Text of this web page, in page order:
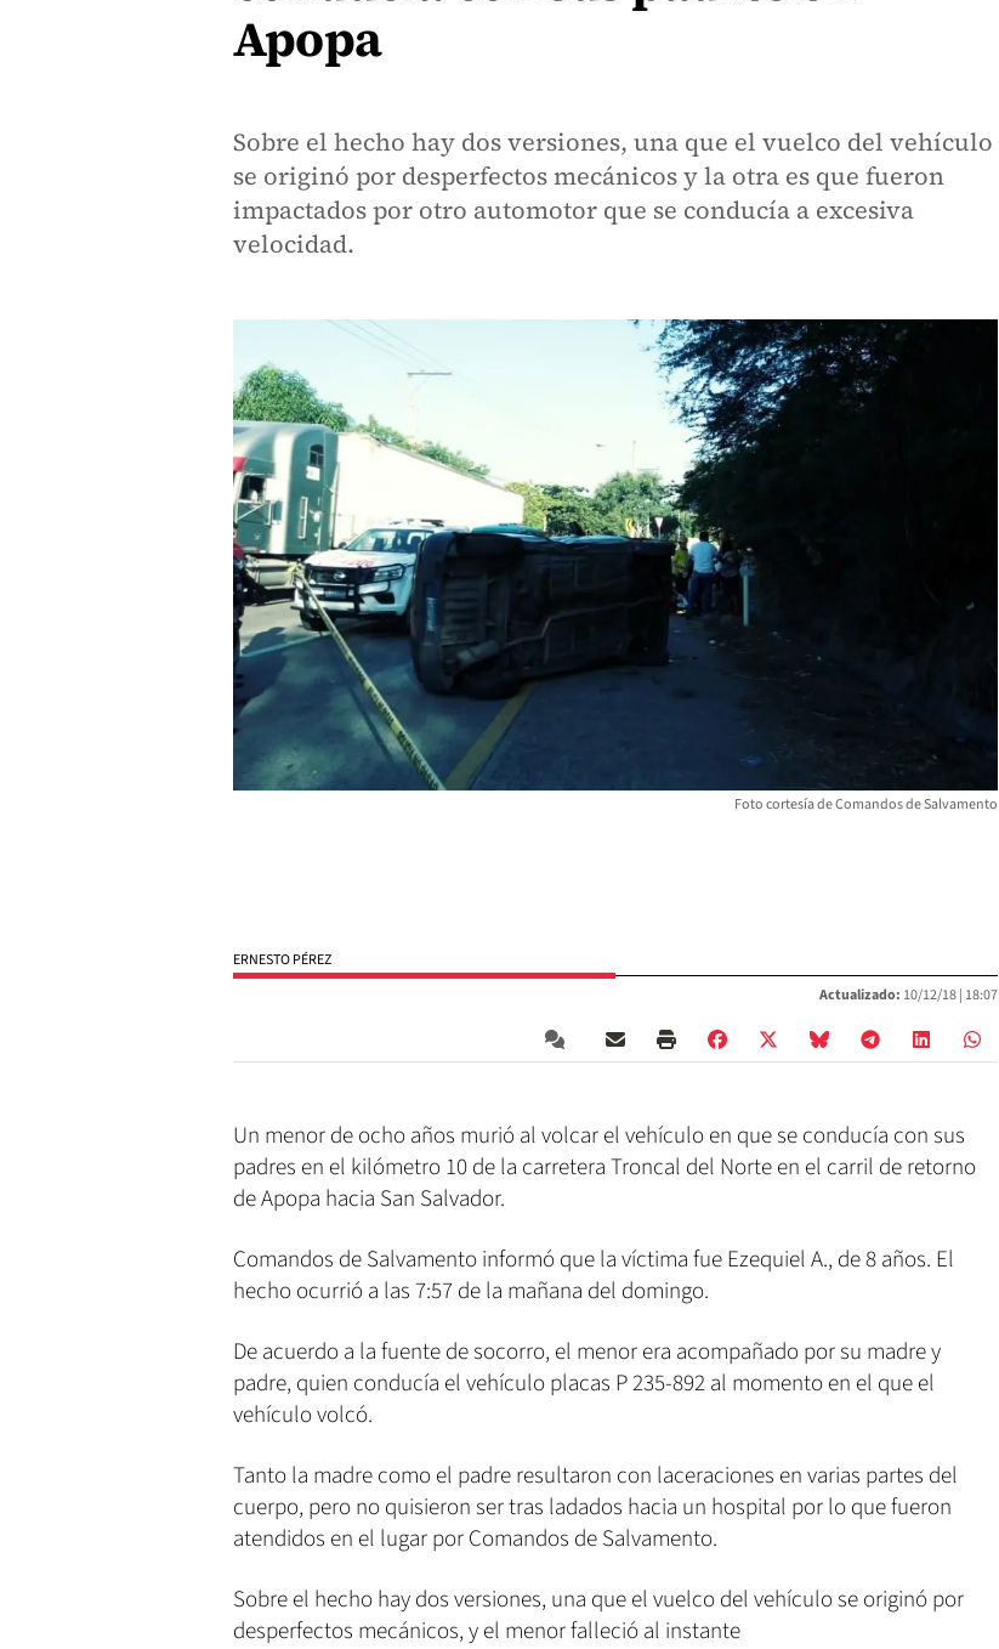
Apopa
Sobre el hecho hay dos versiones, una que el vuelco del vehículo
se originó por desperfectos mecánicos y la otra es que fueron
impactados por otro automotor que se conducía a excesiva
velocidad.
Foto cortesía de Comandos de Salvamento
ERNESTO PÉREZ
Actualizado: 10/12/18 | 18:07
Un menor de ocho años murió al volcar el vehículo en que se conducía con sus
padres en el kilómetro 10 de la carretera Troncal del Norte en el carril de retorno
de Apopa hacia San Salvador.
Comandos de Salvamento informó que la víctima fue Ezequiel A., de 8 años. El
hecho ocurrió a las 7:57 de la mañana del domingo.
De acuerdo a la fuente de socorro, el menor era acompañado por su madre y
padre, quien conducía el vehículo placas P 235-892 al momento en el que el
vehículo volcó.
Tanto la madre como el padre resultaron con laceraciones en varias partes del
cuerpo, pero no quisieron ser tras ladados hacia un hospital por lo que fueron
atendidos en el lugar por Comandos de Salvamento.
Sobre el hecho hay dos versiones, una que el vuelco del vehículo se originó por
desperfectos mecánicos, y el menor falleció al instante